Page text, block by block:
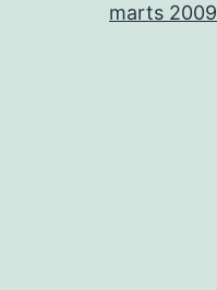
marts 2009